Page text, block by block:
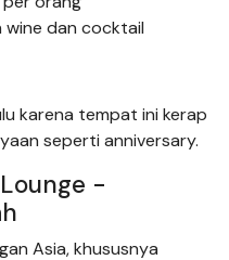
wine dan cocktail
karena tempat ini kerap
seperti anniversary.
-
Asia, khususnya